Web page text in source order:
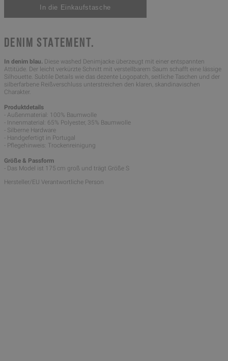
DENIM STATEMENT.
In denim blau. Diese washed Denimjacke überzeugt mit einer entspannten
Attitüde. Der leicht verkürzte Schnitt mit verstellbarem Saum schafft eine lässige
Silhouette. Subtile Details wie das dezente Logopatch, seitliche Taschen und der
silberfarbene Reißverschluss unterstreichen den klaren, skandinavischen
Charakter.
Produktdetails
- Außenmaterial: 100% Baumwolle
- Innenmaterial: 65% Polyester, 35% Baumwolle
- Silberne Hardware
- Handgefertigt in Portugal
- Pflegehinweis: Trockenreinigung
Größe & Passform
- Das Model ist 175 cm groß und trägt Größe S
Hersteller/EU Verantwortliche Person